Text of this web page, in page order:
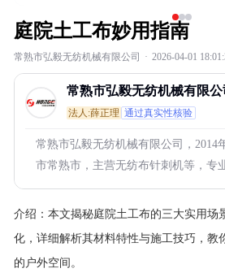
庭院土工布妙用指南
常熟市弘毅无纺机械有限公司 · 2026-04-01
常熟市弘毅无纺机械有限公
法人:薛正理 通过真实性核验
常熟市弘毅无纺机械有限公司，2014
市常熟市，主营无纺布针刺机等，专
介绍： 本文揭秘庭院土工布的三大实用场
化，详细解析其材料特性与施工技巧，教
的户外空间。